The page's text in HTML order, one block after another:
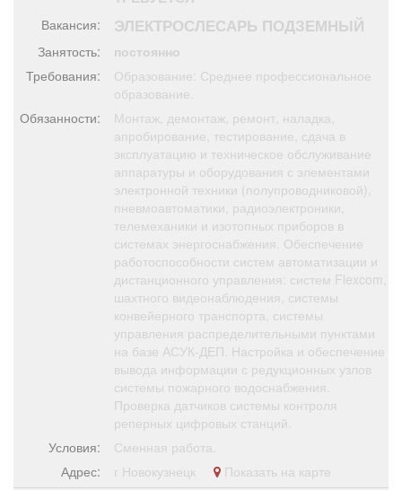
Я - пенсионер
Вакансия: ЭЛЕКТРОСЛЕСАРЬ ПОДЗЕМНЫЙ
Занятость:
постоянно
Требования:
Образование: Среднее профессиональное
образование.
Обязанности:
Монтаж, демонтаж, ремонт, наладка,
апробирование, тестирование, сдача в
эксплуатацию и техническое обслуживание
аппаратуры и оборудования с элементами
электронной техники (полупроводниковой),
пневмоавтоматики, радиоэлектроники,
телемеханики и изотопных приборов в
системах энергоснабжения. Обеспечение
работоспособности систем автоматизации и
дистанционного управления: систем Flexcom,
шахтного видеонаблюдения, системы
конвейерного транспорта, системы
управления распределительными пунктами
на базе АСУК-ДЕП. Настройка и обеспечение
вывода информации с редукционных узлов
системы пожарного водоснабжения.
Проверка датчиков системы контроля
реперных цифровых станций.
Условия:
Сменная работа.
Адрес:
г Новокузнецк
Показать на карте